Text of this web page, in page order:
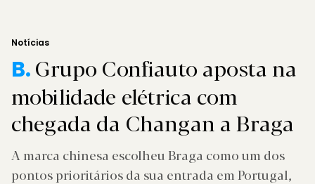
Notícias
B.Grupo Confiauto aposta na
mobilidade elétrica com
chegada da Changan a Braga
A marca chinesa escolheu Braga como um dos
pontos prioritários da sua entrada em Portugal,